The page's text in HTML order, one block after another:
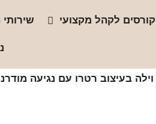
קורסים לקהל מקצועי שירותי
וילה בעיצוב רטרו עם נגיעה